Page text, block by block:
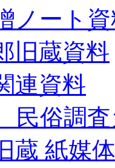
ノート
旧蔵資料
連資料
俗調査
蔵 紙媒